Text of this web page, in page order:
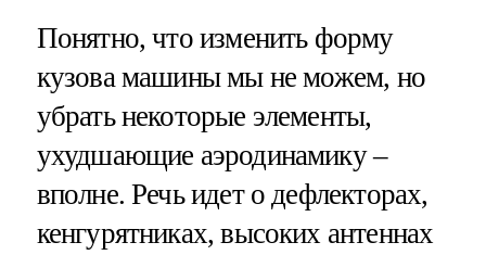
Понятно, что изменить форму
кузова машины мы не можем, но
убрать некоторые элементы,
ухудшающие аэродинамику –
вполне. Речь идет о дефлекторах,
кенгурятниках, высоких антеннах